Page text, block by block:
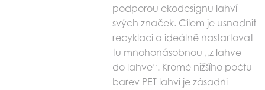
podporou ekodesignu lahví
svých značek. Cílem je usnadnit
recyklaci a ideálně nastartovat
tu mnohonásobnou „z lahve
do lahve“. Kromě nižšího počtu
barev PET lahví je zásadní